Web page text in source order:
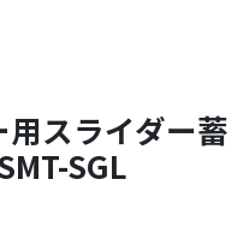
スライダー蓄
SGL